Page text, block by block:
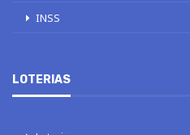
INSS
LOTERIAS